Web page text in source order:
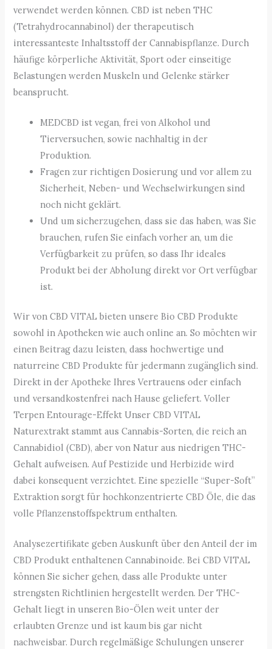
verwendet werden können. CBD ist neben THC
(Tetrahydrocannabinol) der therapeutisch
interessanteste Inhaltsstoff der Cannabispflanze. Durch
häufige körperliche Aktivität, Sport oder einseitige
Belastungen werden Muskeln und Gelenke stärker
beansprucht.
MEDCBD ist vegan, frei von Alkohol und
Tierversuchen, sowie nachhaltig in der
Produktion.
Fragen zur richtigen Dosierung und vor allem zu
Sicherheit, Neben- und Wechselwirkungen sind
noch nicht geklärt.
Und um sicherzugehen, dass sie das haben, was Sie
brauchen, rufen Sie einfach vorher an, um die
Verfügbarkeit zu prüfen, so dass Ihr ideales
Produkt bei der Abholung direkt vor Ort verfügbar
ist.
Wir von CBD VITAL bieten unsere Bio CBD Produkte
sowohl in Apotheken wie auch online an. So möchten wir
einen Beitrag dazu leisten, dass hochwertige und
naturreine CBD Produkte für jedermann zugänglich sind.
Direkt in der Apotheke Ihres Vertrauens oder einfach
und versandkostenfrei nach Hause geliefert. Voller
Terpen Entourage-Effekt Unser CBD VITAL
Naturextrakt stammt aus Cannabis-Sorten, die reich an
Cannabidiol (CBD), aber von Natur aus niedrigen THC-
Gehalt aufweisen. Auf Pestizide und Herbizide wird
dabei konsequent verzichtet. Eine spezielle “Super-Soft”
Extraktion sorgt für hochkonzentrierte CBD Öle, die das
volle Pflanzenstoffspektrum enthalten.
Analysezertifikate geben Auskunft über den Anteil der im
CBD Produkt enthaltenen Cannabinoide. Bei CBD VITAL
können Sie sicher gehen, dass alle Produkte unter
strengsten Richtlinien hergestellt werden. Der THC-
Gehalt liegt in unseren Bio-Ölen weit unter der
erlaubten Grenze und ist kaum bis gar nicht
nachweisbar. Durch regelmäßige Schulungen unserer